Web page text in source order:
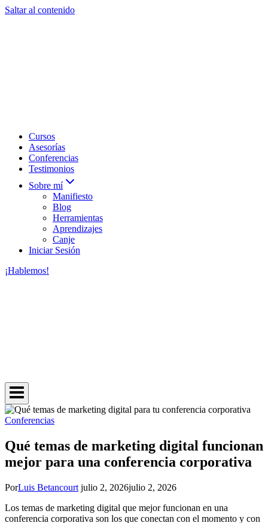
Saltar al contenido
Cursos
Asesorías
Conferencias
Testimonios
Sobre mí
Manifiesto
Blog
Herramientas
Aprendizajes
Canje
Iniciar Sesión
¡Hablemos!
Conferencias
Qué temas de marketing digital funcionan
mejor para una conferencia corporativa
PorLuis Betancourt julio 2, 2026julio 2, 2026
Los temas de marketing digital que mejor funcionan en una
conferencia corporativa son los que conectan con el momento y con